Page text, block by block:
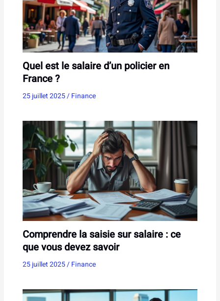
Quel est le salaire d’un policier en
France ?
25 juillet 2025/Finance
Comprendre la saisie sur salaire : ce
que vous devez savoir
25 juillet 2025/Finance